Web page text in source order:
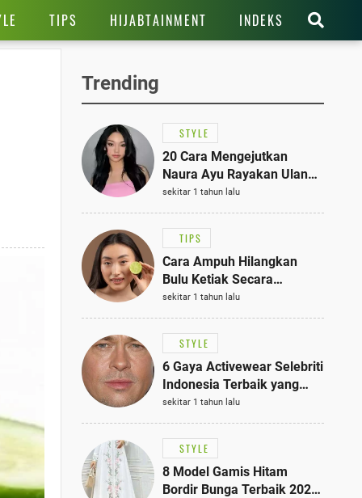
TIPS HIJABTAINMENT INDEKS
Trending
STYLE
20 Cara Mengejutkan
Naura Ayu Rayakan Ulang
Tahun di Panti Asuhan,
Terlihat Anggun dengan
Kaftan Cokelat
sekitar 1 tahun lalu
TIPS
Cara Ampuh Hilangkan
Bulu Ketiak Secara
Permanen dalam 5
Langkah Sederhana
sekitar 1 tahun lalu
STYLE
6 Gaya Activewear Selebriti
Indonesia Terbaik yang
Bisa Jadi Inspirasi
Fashionmu
sekitar 1 tahun lalu
STYLE
8 Model Gamis Hitam
Bordir Bunga Terbaik 2025,